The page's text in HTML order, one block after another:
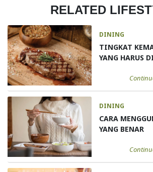
RELATED
DINING
TINGKAT
YANG HARUS
DINING
CARA
YANG BENAR